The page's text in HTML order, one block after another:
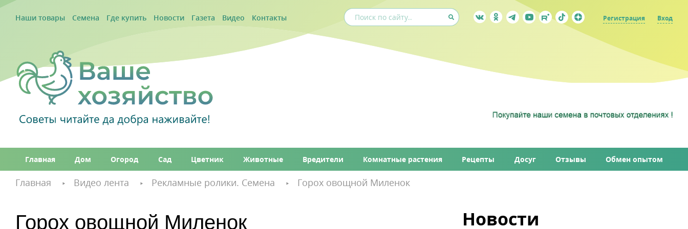
Наши товары Семена Где купить Новости Газета Видео Контакты Регистрация Вход
Главная Дом Огород Сад Цветник Животные Вредители Комнатные растения Рецепты Досуг Отзывы Обмен опытом
Главная Видео лента Рекламные ролики. Семена Горох овощной Миленок
Горох овощной Миленок Новости